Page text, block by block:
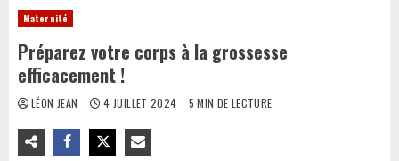
Maternité
Préparez votre corps à la grossesse
efficacement !
LÉON JEAN 4 JUILLET 2024 5 MIN DE LECTURE